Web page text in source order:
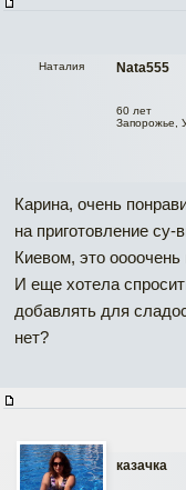
Nata555
Наталия
60 лет
Запорожье,
Карина, очень
на приготовление
Киевом, это оооочень
И еще хотела
добавлять для
нет?
казачка